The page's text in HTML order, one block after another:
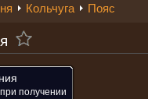
Кольчуга Пояс
получении